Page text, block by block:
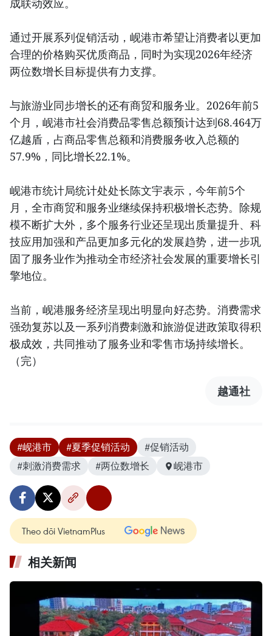
成联动效应。
通过开展系列促销活动，岘港市希望让消费者以更加
合理的价格购买优质商品，同时为实现2026年经济
两位数增长目标提供有力支撑。
与旅游业同步增长的还有商贸和服务业。2026年前5
个月，岘港市社会消费品零售总额预计达到68.464万
亿越盾，占商品零售总额和消费服务收入总额的
57.9%，同比增长22.1%。
岘港市统计局统计处处长陈文宇表示，今年前5个
月，全市商贸和服务业继续保持积极增长态势。除规
模不断扩大外，多个服务行业还呈现出质量提升、科
技应用加强和产品更加多元化的发展趋势，进一步巩
固了服务业作为推动全市经济社会发展的重要增长引
擎地位。
当前，岘港服务经济呈现出明显向好态势。消费需求
强劲复苏以及一系列消费刺激和旅游促进政策取得积
极成效，共同推动了服务业和零售市场持续增长。
（完）
越通社
#岘港市 #夏季促销活动
#促销活动
#刺激消费需求
#两位数增长 岘港市
Theo dõi VietnamPlus
相关新闻